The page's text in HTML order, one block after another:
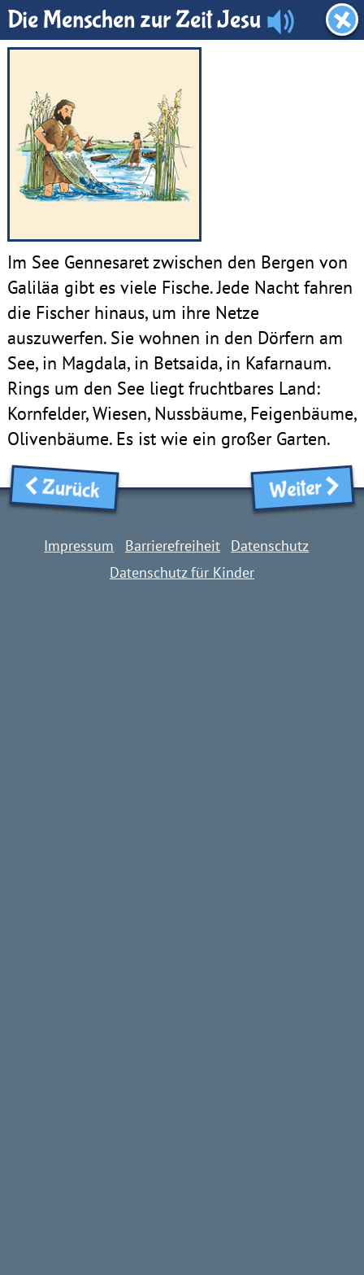
KiGo-Raum
Die Menschen zur Zeit Jesu
Im See Gennesaret zwischen den Bergen von
Galiläa gibt es viele Fische. Jede Nacht fahren
die Fischer hinaus, um ihre Netze
auszuwerfen. Sie wohnen in den Dörfern am
See, in Magdala, in Betsaida, in Kafarnaum.
Rings um den See liegt fruchtbares Land:
Kornfelder, Wiesen, Nussbäume, Feigenbäume,
Olivenbäume. Es ist wie ein großer Garten.
Zurück Weiter
Impressum Barrierefreiheit
Datenschutz
Datenschutz für Kinder